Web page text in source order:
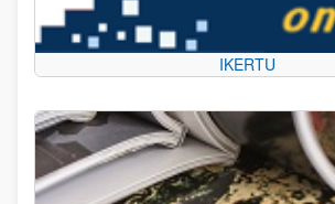
IKERTU